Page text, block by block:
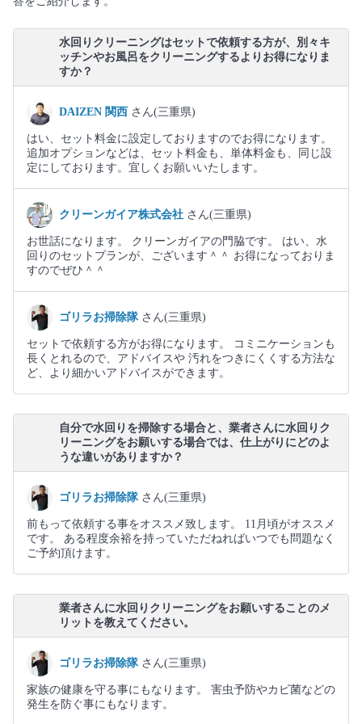
水回りクリーニングはセットで依頼する方が、別々キ
ッチンやお風呂をクリーニングするよりお得になりま
すか？
DAIZEN 関西 さん(三重県)
はい、セット料金に設定しておりますのでお得になります。
追加オプションなどは、セット料金も、単体料金も、同じ設
定にしております。宜しくお願いいたします。
クリーンガイア株式会社 さん(三重県)
お世話になります。 クリーンガイアの門脇です。 はい、水
回りのセットプランが、ございます＾＾ お得になっておりま
すのでぜひ＾＾
ゴリラお掃除隊 さん(三重県)
セットで依頼する方がお得になります。 コミニケーションも
長くとれるので、アドバイスや 汚れをつきにくくする方法な
ど、より細かいアドバイスができます。
自分で水回りを掃除する場合と、業者さんに水回りク
リーニングをお願いする場合では、仕上がりにどのよ
うな違いがありますか？
ゴリラお掃除隊 さん(三重県)
前もって依頼する事をオススメ致します。 11月頃がオススメ
です。 ある程度余裕を持っていただねればいつでも問題なく
ご予約頂けます。
業者さんに水回りクリーニングをお願いすることのメ
リットを教えてください。
ゴリラお掃除隊 さん(三重県)
家族の健康を守る事にもなります。 害虫予防やカビ菌などの
発生を防ぐ事にもなります。